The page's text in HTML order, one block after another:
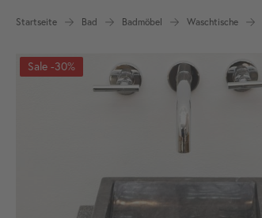
Startseite Bad Badmöbel Waschtische
-30%